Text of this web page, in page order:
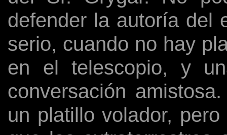
defender la autoría del
serio, cuando no hay
en el telescopio, y
conversación
un platillo volador,